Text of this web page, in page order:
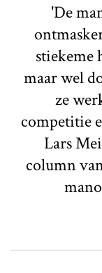
'De
stiekeme
maar wel
ze
competitie
Lars
column